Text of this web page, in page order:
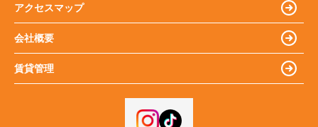
アクセスマップ
会社概要
賃貸管理